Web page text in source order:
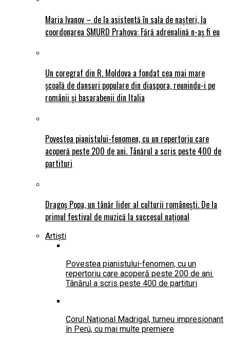
Maria Ivanov – de la asistentă în sala de nașteri, la
coordonarea SMURD Prahova: Fără adrenalină n-aș fi eu
Un coregraf din R. Moldova a fondat cea mai mare
școală de dansuri populare din diaspora, reunindu-i pe
românii și basarabenii din Italia
Povestea pianistului-fenomen, cu un repertoriu care
acoperă peste 200 de ani. Tânărul a scris peste 400 de
partituri
Dragoș Popa, un tânăr lider al culturii românești. De la
primul festival de muzică la succesul național
Artiști
Povestea pianistului-fenomen, cu un
repertoriu care acoperă peste 200 de ani.
Tânărul a scris peste 400 de partituri
Corul Național Madrigal, turneu impresionant
în Perú, cu mai multe premiere